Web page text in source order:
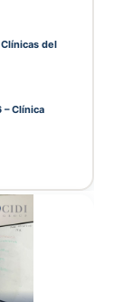
del
Clínica